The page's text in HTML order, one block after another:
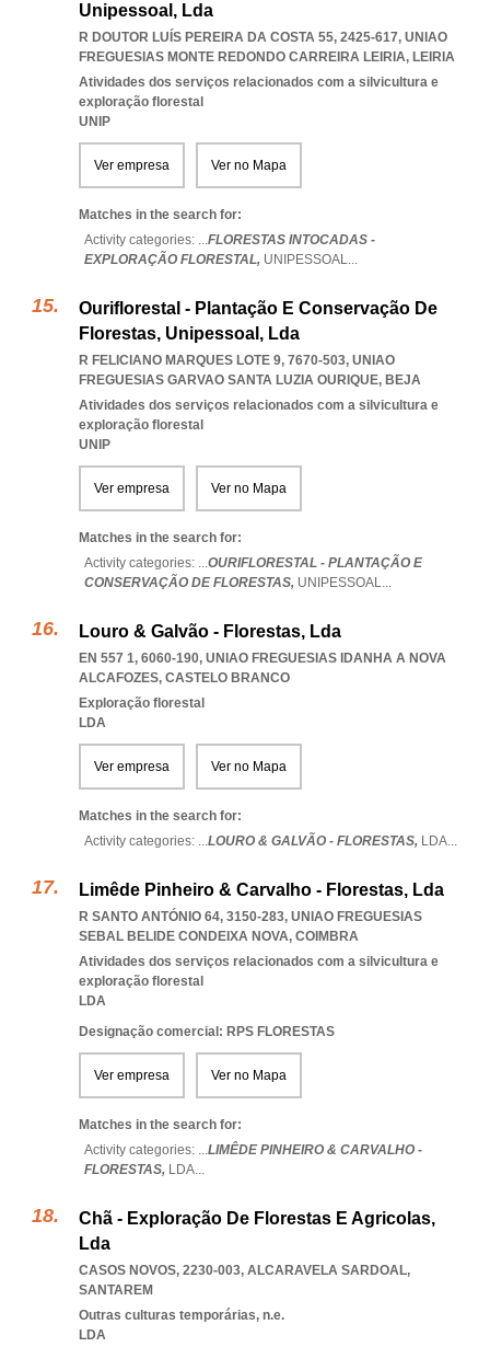
Unipessoal, Lda
R DOUTOR LUÍS PEREIRA DA COSTA 55, 2425-617, UNIAO
FREGUESIAS MONTE REDONDO CARREIRA LEIRIA, LEIRIA
Atividades dos serviços relacionados com a silvicultura e
exploração florestal
UNIP
Ver empresa Ver no Mapa
Matches in the search for:
Activity categories: ...FLORESTAS INTOCADAS -
EXPLORAÇÃO FLORESTAL, UNIPESSOAL...
Ouriflorestal - Plantação E Conservação De
Florestas, Unipessoal, Lda
R FELICIANO MARQUES LOTE 9, 7670-503, UNIAO
FREGUESIAS GARVAO SANTA LUZIA OURIQUE, BEJA
Atividades dos serviços relacionados com a silvicultura e
exploração florestal
UNIP
Ver empresa Ver no Mapa
Matches in the search for:
Activity categories: ...OURIFLORESTAL - PLANTAÇÃO E
CONSERVAÇÃO DE FLORESTAS, UNIPESSOAL...
Louro & Galvão - Florestas, Lda
EN 557 1, 6060-190, UNIAO FREGUESIAS IDANHA A NOVA
ALCAFOZES, CASTELO BRANCO
Exploração florestal
LDA
Ver empresa Ver no Mapa
Matches in the search for:
Activity categories: ...LOURO & GALVÃO - FLORESTAS, LDA...
Limêde Pinheiro & Carvalho - Florestas, Lda
R SANTO ANTÓNIO 64, 3150-283, UNIAO FREGUESIAS
SEBAL BELIDE CONDEIXA NOVA, COIMBRA
Atividades dos serviços relacionados com a silvicultura e
exploração florestal
LDA
Designação comercial: RPS FLORESTAS
Ver empresa Ver no Mapa
Matches in the search for:
Activity categories: ...LIMÊDE PINHEIRO & CARVALHO -
FLORESTAS, LDA...
Chã - Exploração De Florestas E Agricolas,
Lda
CASOS NOVOS, 2230-003, ALCARAVELA SARDOAL,
SANTAREM
Outras culturas temporárias, n.e.
LDA